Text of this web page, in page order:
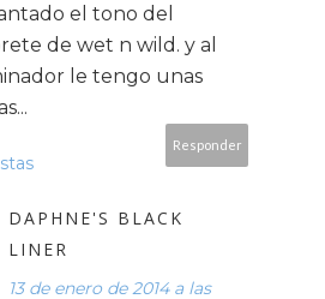
el tono del
de wet n wild. y al
le tengo unas
Responder
DAPHNE'S BLACK
LINER
13 de enero de 2014 a las